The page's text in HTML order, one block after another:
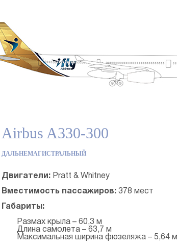
Airbus A330-300
ДАЛЬНЕМАГИСТРАЛЬНЫЙ
Двигатели: Pratt & Whitney
Вместимость пассажиров: 378 мест
Габариты:
Размах крыла – 60,3 м
Длина самолета – 63,7 м
Максимальная ширина фюзеляжа – 5,64 м